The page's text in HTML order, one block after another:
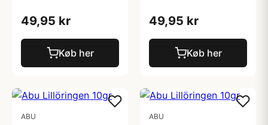
49,95 kr
Køb her
49,95 kr
Køb her
ABU ABU